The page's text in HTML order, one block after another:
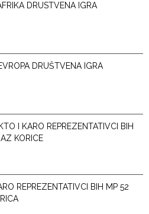
DRUSTVENA IGRA
DRUŠTVENA IGRA
I KARO REPREZENTATIVCI BIH
KORICE
REPREZENTATIVCI BIH MP 52